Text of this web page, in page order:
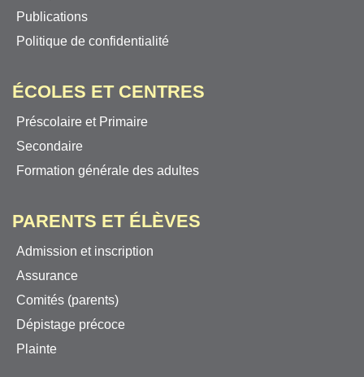
Publications
Politique de confidentialité
ÉCOLES ET CENTRES
Préscolaire et Primaire
Secondaire
Formation générale des adultes
PARENTS ET ÉLÈVES
Admission et inscription
Assurance
Comités (parents)
Dépistage précoce
Plainte